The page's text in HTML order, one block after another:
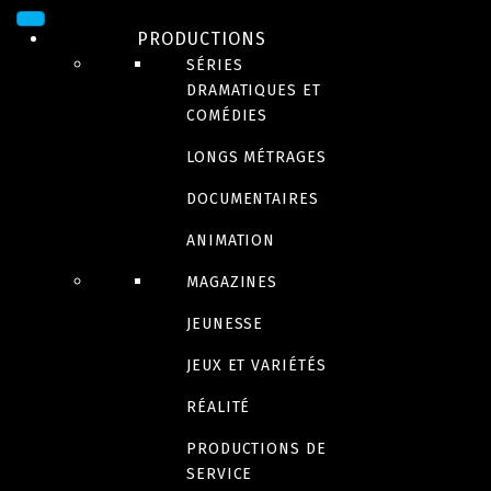
PRODUCTIONS
SÉRIES
DRAMATIQUES ET
COMÉDIES
LONGS MÉTRAGES
DOCUMENTAIRES
ANIMATION
MAGAZINES
JEUNESSE
JEUX ET VARIÉTÉS
RÉALITÉ
PRODUCTIONS DE
SERVICE
COMÉDIE